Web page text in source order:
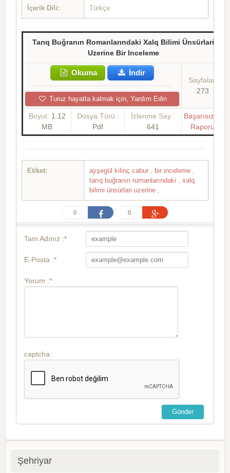
İçerik Dili: Türkçe
Tarıq Buğranın Romanlarındaki Xalq Bilimi Ünsürlari
Uzerine Bir Inceleme
Okuma İndir
Turuz hayatta kalmak için, Yardım Edin
Sayfalar:
273
Boyut: 1.12
MB
Dosya Türü :
Pdf
İzlenme Say :
641
Başarısızlık
Raporu
Etiket: ayşegül kilinç cabur , bir inceleme ,
tarıq buğranın rumanlarındaki , xalq
bilimi ünsürlari uzerine ,
0 0
Tam Adınız :*
E-Posta :*
Yorum :*
captcha:
Şehriyar